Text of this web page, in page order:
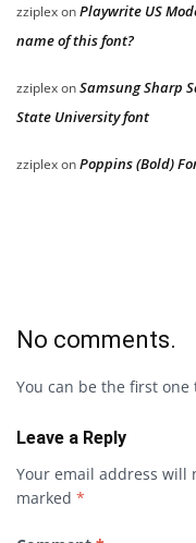
zziplexonPlaywrite US
name of this font?
zziplexonSamsung Sharp
State University font
zziplexonPoppins (Bold)
No comments.
You can be the first one
Leave a Reply
Your email address will
marked *